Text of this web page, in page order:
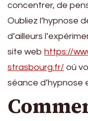
concentrer, de
Oubliez l’hypnose
d’ailleurs
site web https://
strasbourg.fr/ où
séance d’hypnose